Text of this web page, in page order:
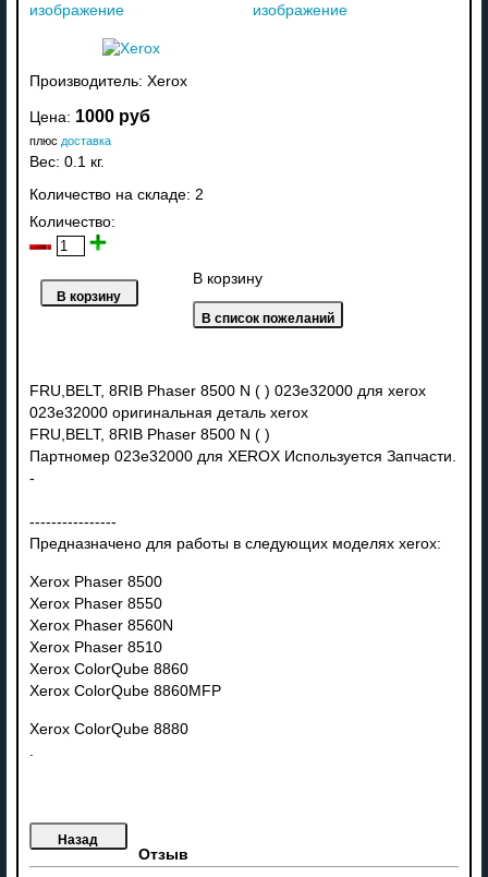
изображение
изображение
Производитель: Xerox
Цена: 1000 руб
плюс доставка
Вес: 0.1 кг.
Количество на складе: 2
Количество:
В корзину
FRU,BELT, 8RIB Phaser 8500 N ( ) 023e32000 для xerox
023e32000 оригинальная деталь xerox
FRU,BELT, 8RIB Phaser 8500 N ( )
Партномер 023e32000 для XEROX Используется Запчасти.
-
----------------
Предназначено для работы в следующих моделях xerox:
Xerox Phaser 8500
Xerox Phaser 8550
Xerox Phaser 8560N
Xerox Phaser 8510
Xerox ColorQube 8860
Xerox ColorQube 8860MFP
Xerox ColorQube 8880
Отзыв